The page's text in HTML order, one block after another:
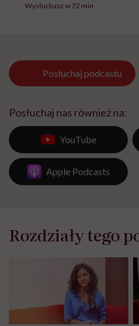
Wysłuchasz w 72 min
Posłuchaj podcastu
Posłuchaj nas również na:
YouTube
Apple Podcasts
Rozdziały tego